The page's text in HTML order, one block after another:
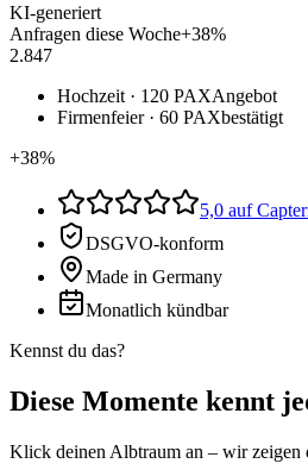
KI-generiert
Anfragen diese Woche+38%
2.847
Hochzeit · 120 PAXAngebot
Firmenfeier · 60 PAXbestätigt
+38%
5,0 auf
DSGVO-konform
Made in Germany
Monatlich kündbar
Kennst du das?
Diese Momente kennt
Klick deinen Albtraum an – wir zeigen